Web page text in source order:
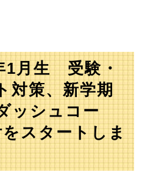
1月生 受験・
対策、新学期
ッシュコー
スタートしま